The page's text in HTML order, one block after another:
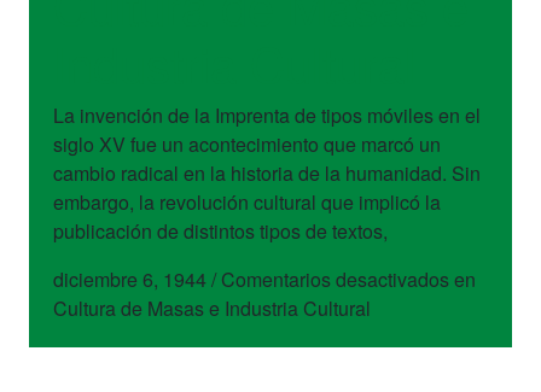
La invención de la Imprenta de tipos móviles en el
siglo XV fue un acontecimiento que marcó un
cambio radical en la historia de la humanidad. Sin
embargo, la revolución cultural que implicó la
publicación de distintos tipos de textos,
diciembre 6, 1944/ Comentarios desactivadosen
Cultura de Masas e Industria Cultural